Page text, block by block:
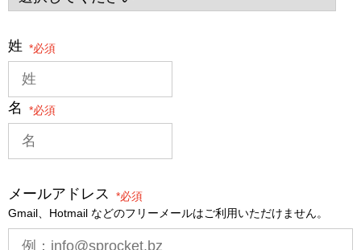
姓 *
名 *
メールアドレス
*
Gmail、Hotmail などのフリーメールはご利用いただけません。